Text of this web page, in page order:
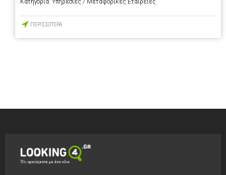
Κατηγορία: Υπηρεσίες / Μεταφορικές Εταιρείες
ΠΕΡΙΣΣΟΤΕΡΑ